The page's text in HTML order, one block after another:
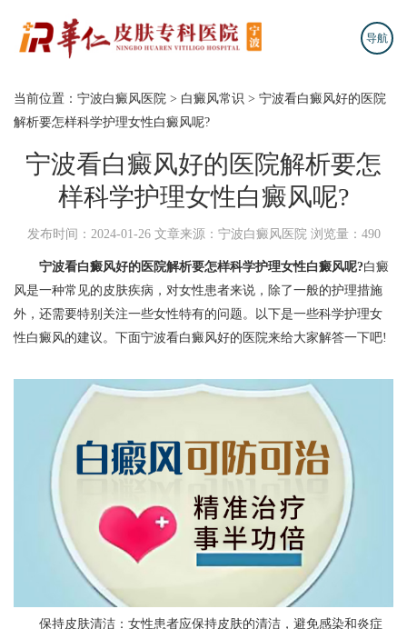
导航
当前位置： 宁波白癜风医院 > 白癜风常识 > 宁波看白癜风好的医院
解析要怎样科学护理女性白癜风呢?
宁波看白癜风好的医院解析要怎
样科学护理女性白癜风呢?
发布时间：2024-01-26 文章来源：宁波白癜风医院 浏览量：490
宁波看白癜风好的医院解析要怎样科学护理女性白癜风呢?白癜
风是一种常见的皮肤疾病，对女性患者来说，除了一般的护理措施
外，还需要特别关注一些女性特有的问题。以下是一些科学护理女
性白癜风的建议。下面宁波看白癜风好的医院来给大家解答一下吧!
保持皮肤清洁：女性患者应保持皮肤的清洁，避免感染和炎症